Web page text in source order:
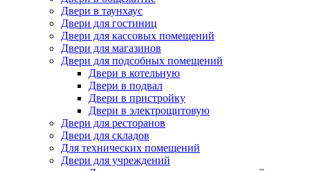
Двери в таунхаус
Двери для гостиниц
Двери для кассовых помещений
Двери для магазинов
Двери для подсобных помещений
Двери в котельную
Двери в подвал
Двери в пристройку
Двери в электрощитовую
Двери для ресторанов
Двери для складов
Для технических помещений
Двери для учреждений